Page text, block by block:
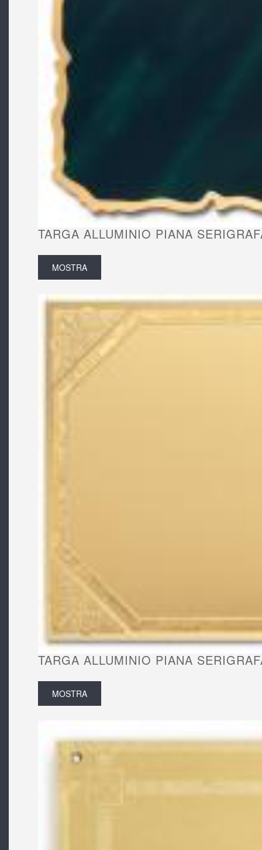
TARGA ALLUMINIO PIANA
MOSTRA
TARGA ALLUMINIO PIANA
MOSTRA